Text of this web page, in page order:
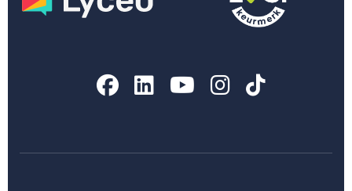
Facebook
LinkedIn
YouTube
Instagram
TikTok